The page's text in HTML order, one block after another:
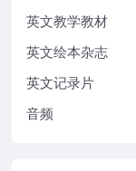
英文教学教材
英文绘本杂志
英文记录片
音频